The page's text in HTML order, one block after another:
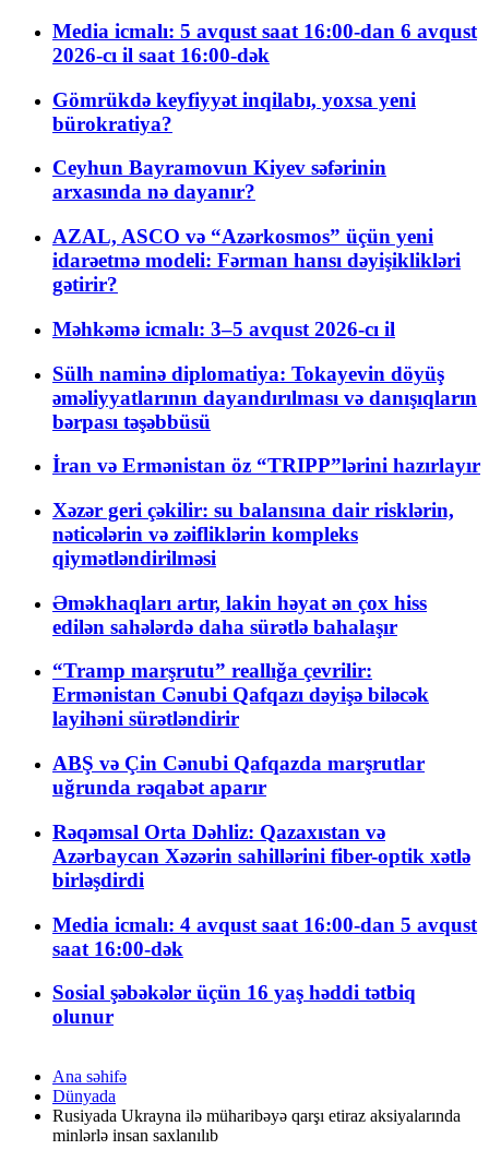
Media icmalı: 5 avqust saat 16:00-dan 6 avqust
2026-cı il saat 16:00-dək
Gömrükdə keyfiyyət inqilabı, yoxsa yeni
bürokratiya?
Ceyhun Bayramovun Kiyev səfərinin
arxasında nə dayanır?
AZAL, ASCO və “Azərkosmos” üçün yeni
idarəetmə modeli: Fərman hansı dəyişiklikləri
gətirir?
Məhkəmə icmalı: 3–5 avqust 2026-cı il
Sülh naminə diplomatiya: Tokayevin döyüş
əməliyyatlarının dayandırılması və danışıqların
bərpası təşəbbüsü
İran və Ermənistan öz “TRIPP”lərini hazırlayır
Xəzər geri çəkilir: su balansına dair risklərin,
nəticələrin və zəifliklərin kompleks
qiymətləndirilməsi
Əməkhaqları artır, lakin həyat ən çox hiss
edilən sahələrdə daha sürətlə bahalaşır
“Tramp marşrutu” reallığa çevrilir:
Ermənistan Cənubi Qafqazı dəyişə biləcək
layihəni sürətləndirir
ABŞ və Çin Cənubi Qafqazda marşrutlar
uğrunda rəqabət aparır
Rəqəmsal Orta Dəhliz: Qazaxıstan və
Azərbaycan Xəzərin sahillərini fiber-optik xətlə
birləşdirdi
Media icmalı: 4 avqust saat 16:00-dan 5 avqust
saat 16:00-dək
Sosial şəbəkələr üçün 16 yaş həddi tətbiq
olunur
Ana səhifə
Dünyada
Rusiyada Ukrayna ilə müharibəyə qarşı etiraz aksiyalarında
minlərlə insan saxlanılıb